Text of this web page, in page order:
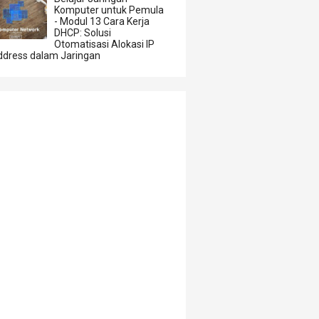
Komputer untuk Pemula
- Modul 13 Cara Kerja
DHCP: Solusi
Otomatisasi Alokasi IP
dalam Jaringan